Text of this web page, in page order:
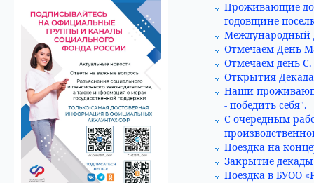
Проживающие
годовщине
Международный
Отмечаем День
Отмечаем день
Открытия
Наши
- победить себя".
С очередным
Поездка на
Закрытие
Поездка в БУОО